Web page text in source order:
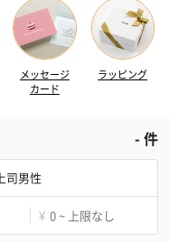
メッセージ
カード
ラッピング
-件
上司男性
¥ 0 ~ 上限なし